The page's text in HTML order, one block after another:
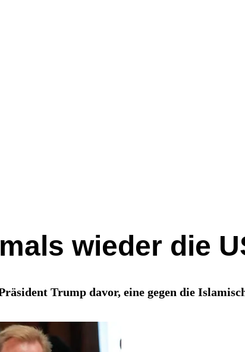
wieder die
Trump davor, eine gegen die